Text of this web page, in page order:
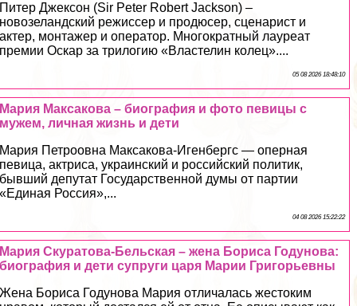
Питер Джексон (Sir Peter Robert Jackson) –
новозеландский режиссер и продюсер, сценарист и
актер, монтажер и оператор. Многократный лауреат
премии Оскар за трилогию «Властелин колец»....
05 08 2026 18:48:10
Мария Максакова – биография и фото певицы с
мужем, личная жизнь и дети
Мария Петроовна Максакова-Игенбергс — оперная
певица, актриса, украинский и российский политик,
бывший депутат Государственной думы от партии
«Единая Россия»,...
04 08 2026 15:22:22
Мария Скуратова-Бельская – жена Бориса Годунова:
биография и дети супруги царя Марии Григорьевны
Жена Бориса Годунова Мария отличалась жестоким